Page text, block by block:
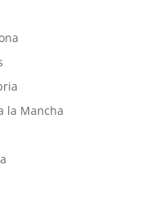
la Mancha